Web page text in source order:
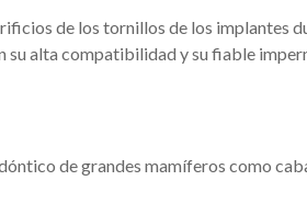
de los tornillos de los implantes
su alta compatibilidad y su fiable
de grandes mamíferos como